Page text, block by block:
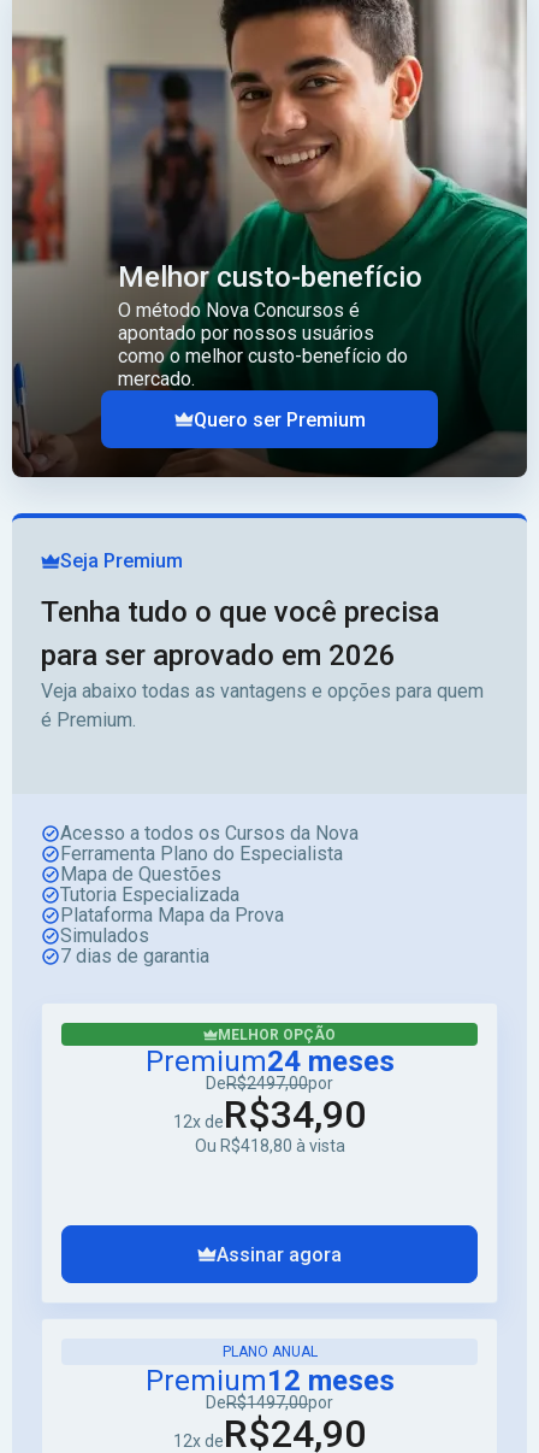
Melhor custo-benefício
O método Nova Concursos é
apontado por nossos usuários
como o melhor custo-benefício do
mercado.
Quero ser Premium
Seja Premium
Tenha tudo o que você precisa
para ser aprovado em 2026
Veja abaixo todas as vantagens e opções para quem
é Premium.
Acesso a todos os Cursos da Nova
Ferramenta Plano do Especialista
Mapa de Questões
Tutoria Especializada
Plataforma Mapa da Prova
Simulados
7 dias de garantia
MELHOR OPÇÃO
Premium24 meses
DeR$2497,00por
12x deR$34,90
Ou R$418,80 à vista
Assinar agora
PLANO ANUAL
Premium12 meses
DeR$1497,00por
12x deR$24,90